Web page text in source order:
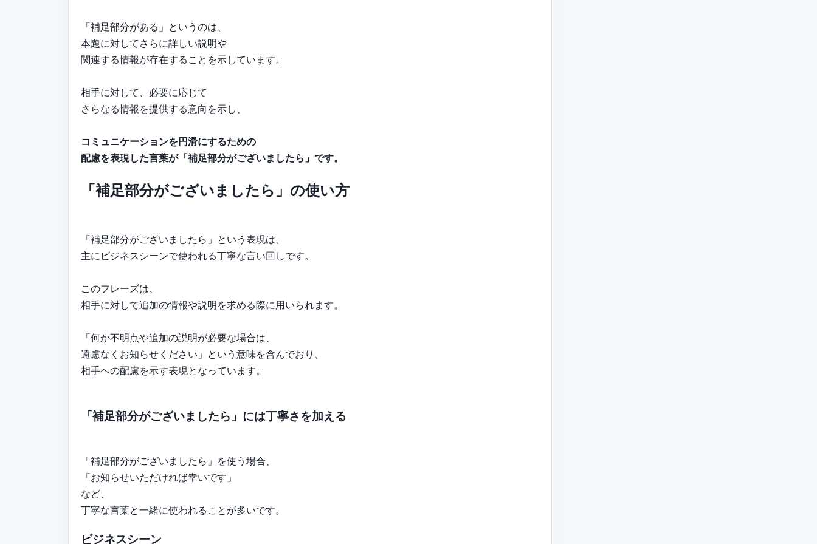
「補足部分がある」というのは、
本題に対してさらに詳しい説明や
関連する情報が存在することを示しています。
相手に対して、必要に応じて
さらなる情報を提供する意向を示し、
コミュニケーションを円滑にするための
配慮を表現した言葉が「補足部分がございましたら」です。
「補足部分がございましたら」の使い方
「補足部分がございましたら」という表現は、
主にビジネスシーンで使われる丁寧な言い回しです。
このフレーズは、
相手に対して追加の情報や説明を求める際に用いられます。
「何か不明点や追加の説明が必要な場合は、
遠慮なくお知らせください」という意味を含んでおり、
相手への配慮を示す表現となっています。
「補足部分がございましたら」には丁寧さを加える
「補足部分がございましたら」を使う場合、
「お知らせいただければ幸いです」
など、
丁寧な言葉と一緒に使われることが多いです。
ビジネスシーン